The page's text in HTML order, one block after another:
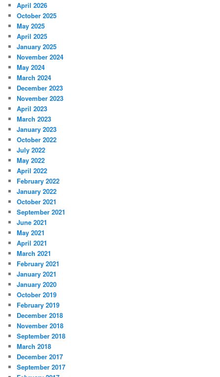
April 2026
October 2025
May 2025
April 2025
January 2025
November 2024
May 2024
March 2024
December 2023
November 2023
April 2023
March 2023
January 2023
October 2022
July 2022
May 2022
April 2022
February 2022
January 2022
October 2021
September 2021
June 2021
May 2021
April 2021
March 2021
February 2021
January 2021
January 2020
October 2019
February 2019
December 2018
November 2018
September 2018
March 2018
December 2017
September 2017